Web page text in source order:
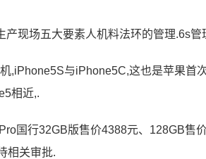
产现场五大要素人机料法环的管理.6s
,iPhone5S与iPhone5C,这也是苹果首
相近,.
国行32GB版售价4388元、128GB售
相关审批.